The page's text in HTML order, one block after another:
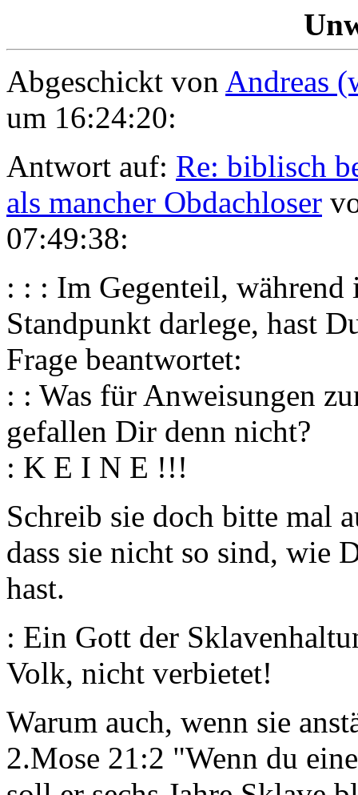
Abgeschickt von Andreas
um 16:24:20:
Antwort auf: Re: biblisch
als mancher Obdachloser
07:49:38:
: : : Im Gegenteil,
Standpunkt darlege, hast
Frage beantwortet:
: : Was für Anweisungen
gefallen Dir denn nicht?
: K E I N E !!!
Schreib sie doch bitte mal
dass sie nicht so sind, wie
hast.
: Ein Gott der
Volk, nicht verbietet!
Warum auch, wenn sie
2.Mose 21:2 "Wenn du